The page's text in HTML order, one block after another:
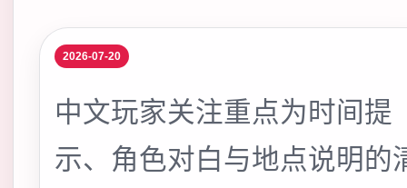
2026-07-20
中文玩家关注重点为时间提
示、角色对白与地点说明的